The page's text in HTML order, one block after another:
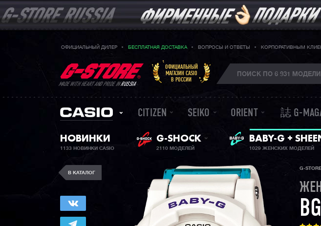
ОФИЦИАЛЬНЫЙ ДИЛЕР БЕСПЛАТНАЯ ДОСТАВКА ВОПРОСЫ И ОТВЕТЫ КОРПОРАТИВНЫМ
MADE WITH HEART AND PRIDE INRUSSIA
ОФИЦИАЛЬНЫЙ
МАГАЗИН CASIO
В РОССИИ
CITIZEN SEIKO ORIENT 誌 G-
НОВИНКИ
1133 НОВИНКИ CASIO
G-SHOCK
2110 МОДЕЛЕЙ
BABY-G +
ЖЕНСКИЕ ЧАСЫ
1029 ЖЕНСКИХ МОДЕЛЕЙ
В КАТАЛОГ
G-STORE